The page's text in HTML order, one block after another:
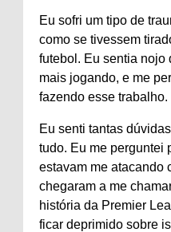
Eu sofri um tipo de
como se tivessem
futebol. Eu sentia nojo
mais jogando, e me
fazendo esse trabalho.
Eu senti tantas
tudo. Eu me perguntei
estavam me atacando
chegaram a me
história da Premier
ficar deprimido sobre